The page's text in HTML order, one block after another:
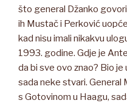
što general Džanko govori
ih Mustač i Perković
kad nisu imali nikakvu
1993. godine. Gdje je
da bi sve ovo znao? Bio je
sada neke stvari. General
s Gotovinom u Haagu,